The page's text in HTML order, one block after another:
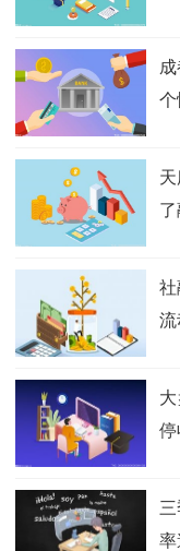
个
社
流
停
率